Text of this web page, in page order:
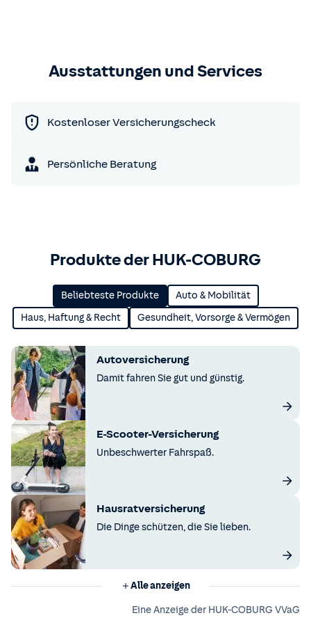
Ausstattungen und Services
Kostenloser Versicherungscheck
Persönliche Beratung
Produkte der HUK-COBURG
Beliebteste Produkte Auto & Mobilität
Haus, Haftung & Recht Gesundheit, Vorsorge & Vermögen
Autoversicherung
Damit fahren Sie gut und günstig.
E-Scooter-Versicherung
Unbeschwerter Fahrspaß.
Hausratversicherung
Die Dinge schützen, die Sie lieben.
Alle anzeigen
Eine Anzeige der HUK-COBURG VVaG